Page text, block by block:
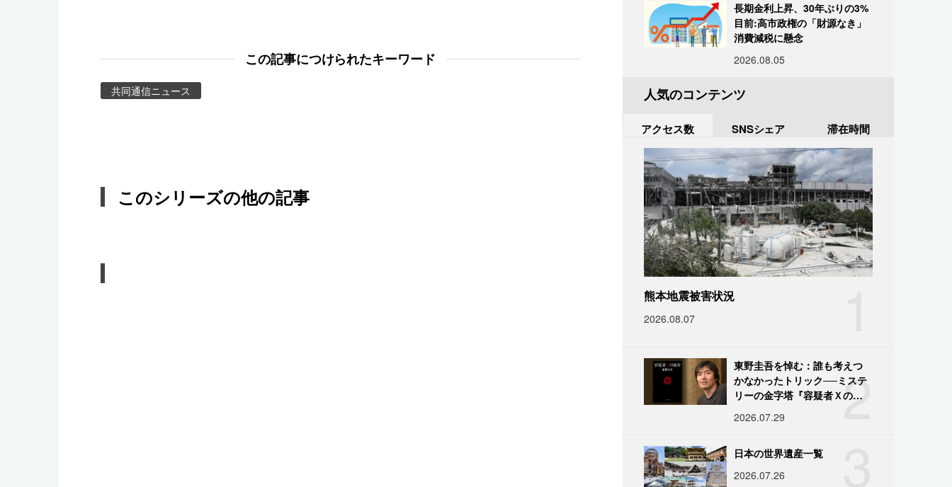
この記事につけられたキーワード
共同通信ニュース
このシリーズの他の記事
長期金利上昇、30年ぶりの3%
目前:高市政権の「財源なき」
消費減税に懸念
2026.08.05
人気のコンテンツ
アクセス数 SNSシェア 滞在時間
熊本地震被害状況
2026.08.07
2
東野圭吾を悼む：誰も考えつ
かなかったトリック──ミステ
リーの金字塔『容疑者Ｘの献
2026.07.29
日本の世界遺産一覧
2026.07.26